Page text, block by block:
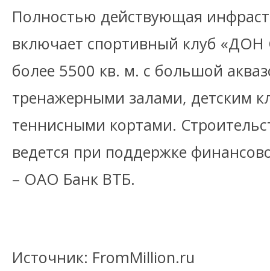
Полностью действующая
включает спортивный клуб
более 5500 кв. м. с большой
тренажерными залами, детским
теннисными кортами.
ведется при поддержке
– ОАО Банк ВТБ.
Источник: FromMillion.ru